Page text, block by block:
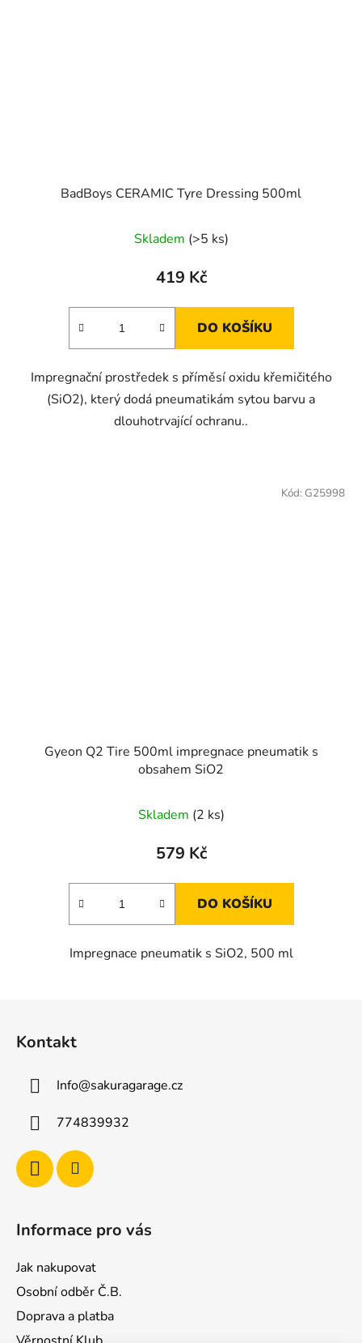
BadBoys CERAMIC Tyre Dressing 500ml
Skladem (>5 ks)
419 Kč
DO KOŠÍKU
Impregnační prostředek s příměsí oxidu křemičitého
(SiO2), který dodá pneumatikám sytou barvu a
dlouhotrvající ochranu..
Gyeon Q2 Tire 500ml impregnace pneumatik s
obsahem SiO2
Skladem (2 ks)
579 Kč
DO KOŠÍKU
Impregnace pneumatik s SiO2, 500 ml
Kód: G25998
Kontakt
Info@sakuragarage.cz
774839932
Informace pro vás
Jak nakupovat
Osobní odběr Č.B.
Doprava a platba